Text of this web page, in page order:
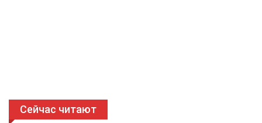
Сейчас читают